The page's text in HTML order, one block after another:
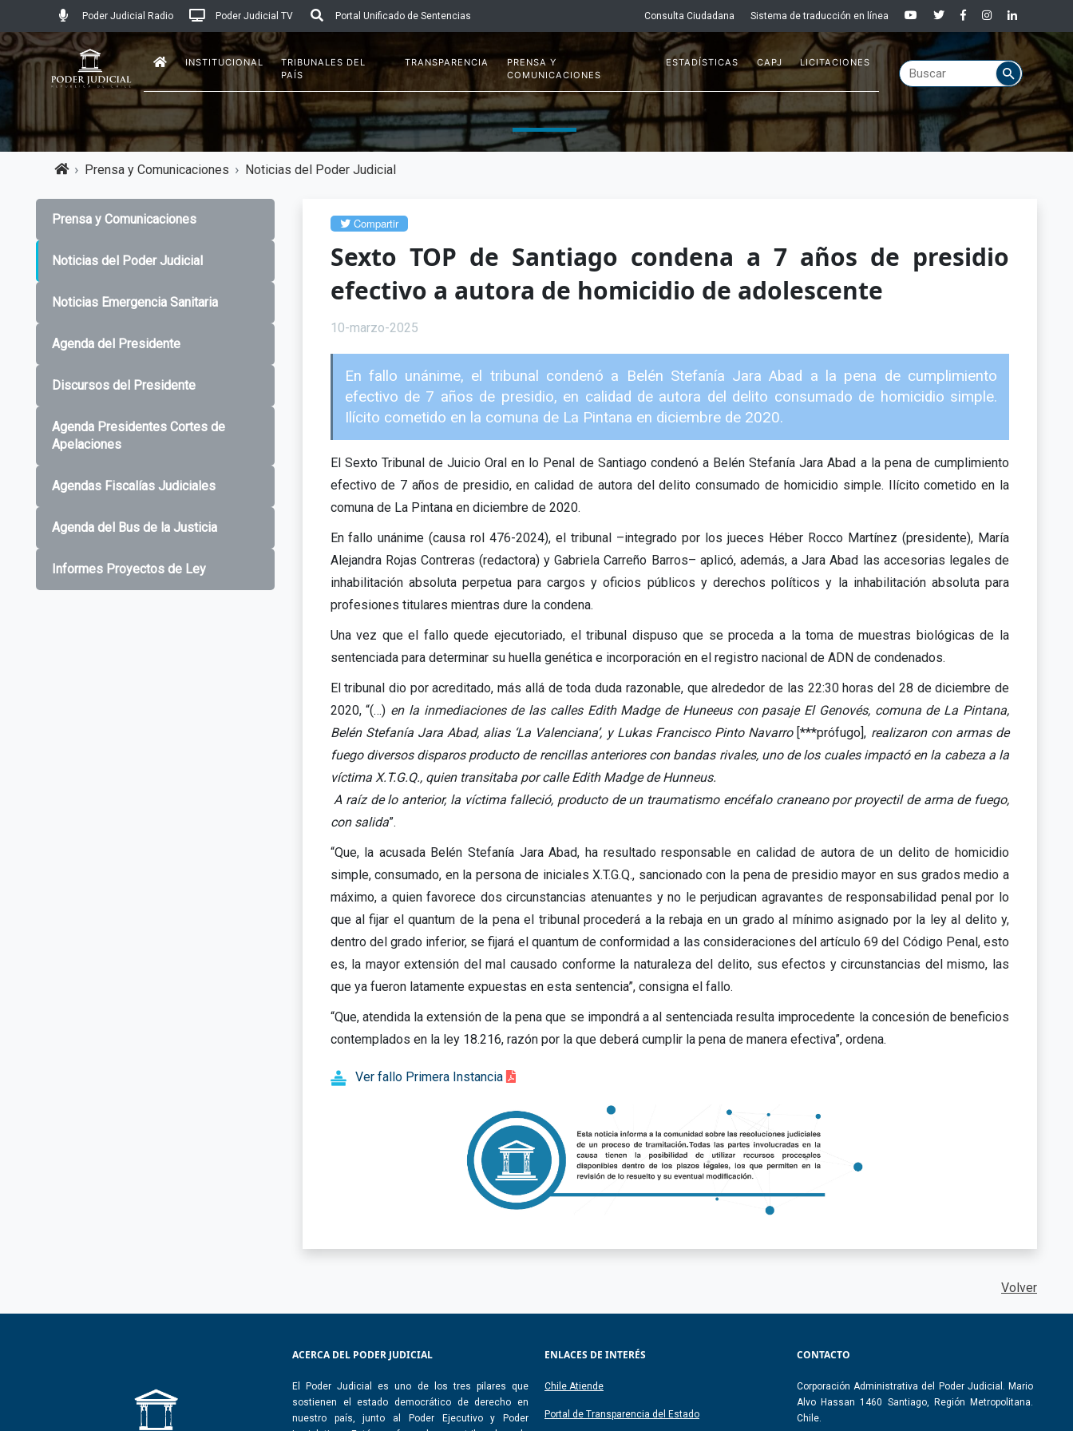
Poder Judicial Radio Poder Judicial TV Portal Unificado de Sentencias Consulta Ciudadana Sistema de traducción en línea
INSTITUCIONAL
TRIBUNALES DEL
PAÍS
TRANSPARENCIA
PRENSA Y
COMUNICACIONES
ESTADÍSTICAS CAPJ LICITACIONES
Prensa y Comunicaciones Noticias del Poder Judicial
Prensa y Comunicaciones
Noticias del Poder Judicial
Noticias Emergencia Sanitaria
Agenda del Presidente
Discursos del Presidente
Agenda Presidentes Cortes de
Apelaciones
Agendas Fiscalías Judiciales
Agenda del Bus de la Justicia
Informes Proyectos de Ley
Compartir
Sexto TOP de Santiago condena a 7 años de presidio
efectivo a autora de homicidio de adolescente
10-marzo-2025
En fallo unánime, el tribunal condenó a Belén Stefanía Jara Abad a la pena de cumplimiento
efectivo de 7 años de presidio, en calidad de autora del delito consumado de homicidio simple.
Ilícito cometido en la comuna de La Pintana en diciembre de 2020.
El Sexto Tribunal de Juicio Oral en lo Penal de Santiago condenó a Belén Stefanía Jara Abad a la pena de cumplimiento
efectivo de 7 años de presidio, en calidad de autora del delito consumado de homicidio simple. Ilícito cometido en la
comuna de La Pintana en diciembre de 2020.
En fallo unánime (causa rol 476-2024), el tribunal –integrado por los jueces Héber Rocco Martínez (presidente), María
Alejandra Rojas Contreras (redactora) y Gabriela Carreño Barros– aplicó, además, a Jara Abad las accesorias legales de
inhabilitación absoluta perpetua para cargos y oficios públicos y derechos políticos y la inhabilitación absoluta para
profesiones titulares mientras dure la condena.
Una vez que el fallo quede ejecutoriado, el tribunal dispuso que se proceda a la toma de muestras biológicas de la
sentenciada para determinar su huella genética e incorporación en el registro nacional de ADN de condenados.
El tribunal dio por acreditado, más allá de toda duda razonable, que alrededor de las 22:30 horas del 28 de diciembre de
2020, “(…) en la inmediaciones de las calles Edith Madge de Huneeus con pasaje El Genovés, comuna de La Pintana,
Belén Stefanía Jara Abad, alias ‘La Valenciana’, y Lukas Francisco Pinto Navarro[***prófugo], realizaron con armas de
fuego diversos disparos producto de rencillas anteriores con bandas rivales, uno de los cuales impactó en la cabeza a la
víctima X.T.G.Q., quien transitaba por calle Edith Madge de Hunneus.
A raíz de lo anterior, la víctima falleció, producto de un traumatismo encéfalo craneano por proyectil de arma de fuego,
con salida”.
“Que, la acusada Belén Stefanía Jara Abad, ha resultado responsable en calidad de autora de un delito de homicidio
simple, consumado, en la persona de iniciales X.T.G.Q., sancionado con la pena de presidio mayor en sus grados medio a
máximo, a quien favorece dos circunstancias atenuantes y no le perjudican agravantes de responsabilidad penal por lo
que al fijar el quantum de la pena el tribunal procederá a la rebaja en un grado al mínimo asignado por la ley al delito y,
dentro del grado inferior, se fijará el quantum de conformidad a las consideraciones del artículo 69 del Código Penal, esto
es, la mayor extensión del mal causado conforme la naturaleza del delito, sus efectos y circunstancias del mismo, las
que ya fueron latamente expuestas en esta sentencia”, consigna el fallo.
“Que, atendida la extensión de la pena que se impondrá a al sentenciada resulta improcedente la concesión de beneficios
contemplados en la ley 18.216, razón por la que deberá cumplir la pena de manera efectiva”, ordena.
Ver fallo Primera Instancia
Volver
ACERCA DEL PODER JUDICIAL
El Poder Judicial es uno de los tres pilares que
sostienen el estado democrático de derecho en
nuestro país, junto al Poder Ejecutivo y Poder
ENLACES DE INTERÉS
Chile Atiende
Portal de Transparencia del Estado
CONTACTO
Corporación Administrativa del Poder Judicial. Mario
Alvo Hassan 1460 Santiago, Región Metropolitana.
Chile.